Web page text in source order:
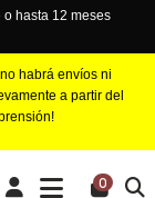
o hasta 12 meses
habrá envíos ni
a partir del
0